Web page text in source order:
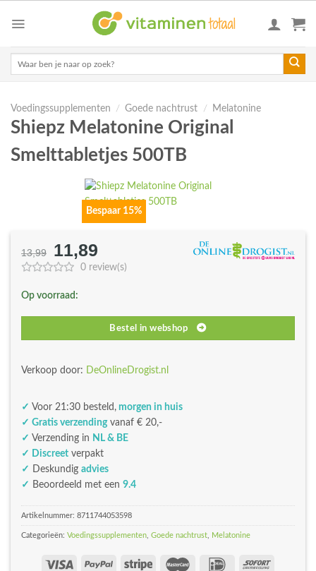
Voedingssupplementen / Goede nachtrust / Melatonine
Shiepz Melatonine Original
Smelttabletjes 500TB
Bespaar 15%
13,99
Oorspronkelijke
prijs
€13,99.
11,89
prijs
0 review(s)
Op voorraad:
Bestel in webshop
Verkoop door: DeOnlineDrogist.nl
✓ Voor 21:30 besteld, morgen in huis
✓ Gratis verzendingvanaf € 20,-
✓ Verzending in NL & BE
✓ Discreet verpakt
✓
Deskundig advies
✓ Beoordeeld met een 9.4
Artikelnummer: 8711744053598
Categorieën: Voedingssupplementen Goede nachtrust Melatonine